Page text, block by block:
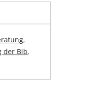
,
der Bib,